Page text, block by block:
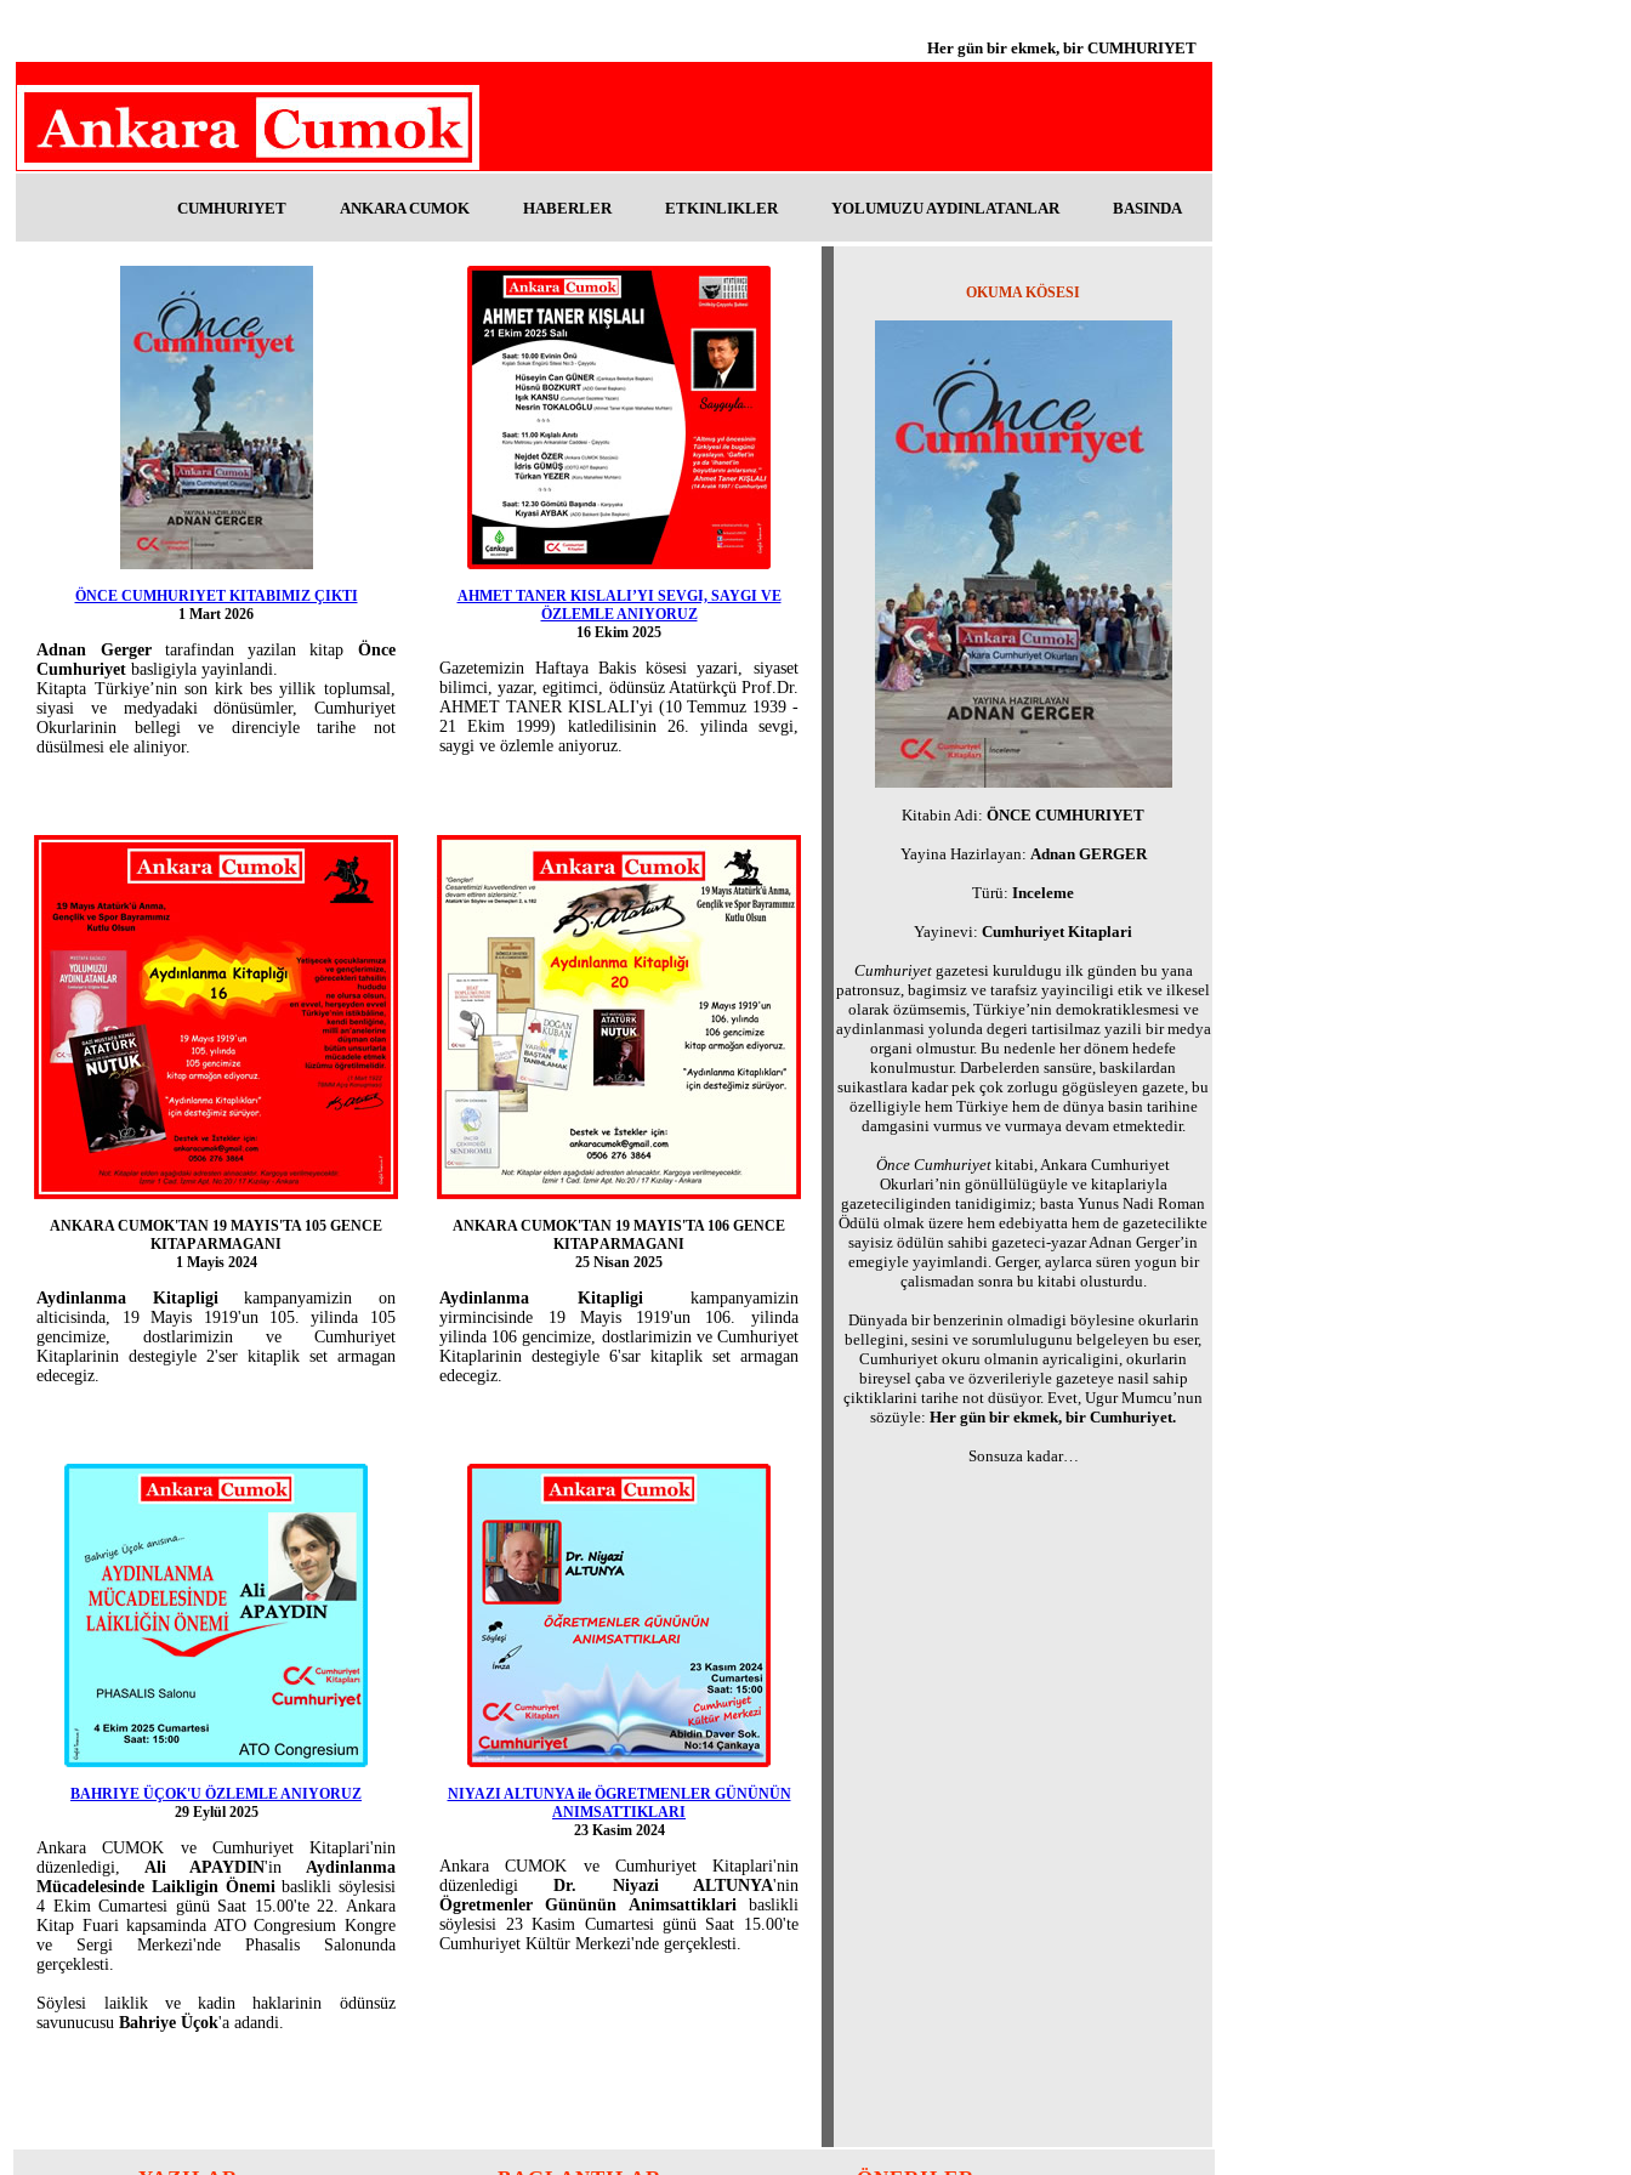
Her gün bir ekmek, bir CUMHURIYET
CUMHURIYET ANKARA CUMOK HABERLER ETKINLIKLER YOLUMUZU AYDINLATANLAR BASINDA
ÖNCE CUMHURIYET KITABIMIZ ÇIKTI
1 Mart 2026
Adnan Gergertarafindan yazilan kitap Önce
Cumhuriyet basligiyla yayinlandi.
Kitapta Türkiye’nin son kirk bes yillik toplumsal,
siyasi ve medyadaki dönüsümler, Cumhuriyet
Okurlarinin bellegi ve direnciyle tarihe not
düsülmesi ele aliniyor.
AHMET TANER KISLALI’YI SEVGI, SAYGI VE
ÖZLEMLE ANIYORUZ
16 Ekim 2025
Gazetemizin Haftaya Bakis kösesi yazari, siyaset
bilimci, yazar, egitimci, ödünsüz Atatürkçü Prof.Dr.
AHMET TANER KISLALI'yi (10 Temmuz 1939 -
21 Ekim 1999) katledilisinin 26. yilinda sevgi,
saygi ve özlemle aniyoruz.
OKUMA KÖSESI
Kitabin Adi: ÖNCE CUMHURIYET
Yayina Hazirlayan: Adnan GERGER
Türü: Inceleme
Yayinevi: Cumhuriyet Kitaplari
Cumhuriyetgazetesi kuruldugu ilk günden bu yana
patronsuz, bagimsiz ve tarafsiz yayinciligi etik ve ilkesel
olarak özümsemis, Türkiye’nin demokratiklesmesi ve
aydinlanmasi yolunda degeri tartisilmaz yazili bir medya
organi olmustur. Bu nedenle her dönem hedefe
konulmustur. Darbelerden sansüre, baskilardan
suikastlara kadar pek çok zorlugu gögüsleyen gazete, bu
özelligiyle hem Türkiye hem de dünya basin tarihine
damgasini vurmus ve vurmaya devam etmektedir.
Önce Cumhuriyet kitabi, Ankara Cumhuriyet
Okurlari’nin gönüllülügüyle ve kitaplariyla
gazeteciliginden tanidigimiz; basta Yunus Nadi Roman
Ödülü olmak üzere hem edebiyatta hem de gazetecilikte
sayisiz ödülün sahibi gazeteci-yazar Adnan Gerger’in
emegiyle yayimlandi. Gerger, aylarca süren yogun bir
çalismadan sonra bu kitabi olusturdu.
Dünyada bir benzerinin olmadigi böylesine okurlarin
bellegini, sesini ve sorumlulugunu belgeleyen bu eser,
Cumhuriyet okuru olmanin ayricaligini, okurlarin
bireysel çaba ve özverileriyle gazeteye nasil sahip
çiktiklarini tarihe not düsüyor. Evet, Ugur Mumcu’nun
sözüyle: Her gün bir ekmek, bir Cumhuriyet.
Sonsuza kadar…
ANKARA CUMOK'TAN 19 MAYIS'TA 105 GENCE
KITAP ARMAGANI
1 Mayis 2024
Aydinlanma Kitapligikampanyamizin on
alticisinda, 19 Mayis 1919'un 105. yilinda 105
gencimize, dostlarimizin ve Cumhuriyet
Kitaplarinin destegiyle 2'ser kitaplik set armagan
edecegiz.
ANKARA CUMOK'TAN 19 MAYIS'TA 106 GENCE
KITAP ARMAGANI
25 Nisan 2025
Aydinlanma Kitapligikampanyamizin
yirmincisinde 19 Mayis 1919'un 106. yilinda
yilinda 106 gencimize, dostlarimizin ve Cumhuriyet
Kitaplarinin destegiyle 6'sar kitaplik set armagan
edecegiz.
BAHRIYE ÜÇOK'U ÖZLEMLE ANIYORUZ
29 Eylül 2025
Ankara CUMOK ve Cumhuriyet Kitaplari'nin
düzenledigi,Ali APAYDIN'in Aydinlanma
Mücadelesinde Laikligin Önemibaslikli söylesisi
4 Ekim Cumartesi günü Saat 15.00'te 22. Ankara
Kitap Fuari kapsaminda ATO Congresium Kongre
ve Sergi Merkezi'nde Phasalis Salonunda
gerçeklesti.
Söylesi laiklik ve kadin haklarinin ödünsüz
savunucusuBahriye Üçok'a adandi.
NIYAZI ALTUNYA ile ÖGRETMENLER GÜNÜNÜN
ANIMSATTIKLARI
23 Kasim 2024
Ankara CUMOK ve Cumhuriyet Kitaplari'nin
düzenledigiDr. Niyazi ALTUNYA'nin
Ögretmenler Gününün Animsattiklaribaslikli
söylesisi 23 Kasim Cumartesi günü Saat 15.00'te
Cumhuriyet Kültür Merkezi'nde gerçeklesti.